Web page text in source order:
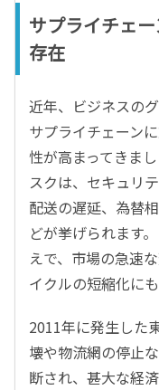
サプライチェ
存在
近年、ビジネスの
サプライチェーン
性が高まってきま
スクは、セキュリ
配送の遅延、為替
どが挙げられます
えで、市場の急速
イクルの短縮化に
2011年に発生した
壊や物流網の停止
断され、甚大な経